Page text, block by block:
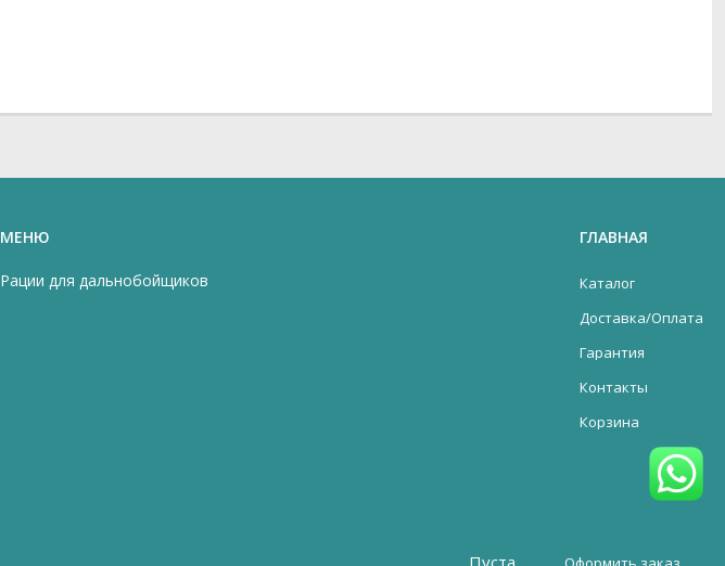
МЕНЮ
Рации для дальнобойщиков
ГЛАВНАЯ
Каталог
Доставка/Оплата
Гарантия
Контакты
Корзина
Пуста